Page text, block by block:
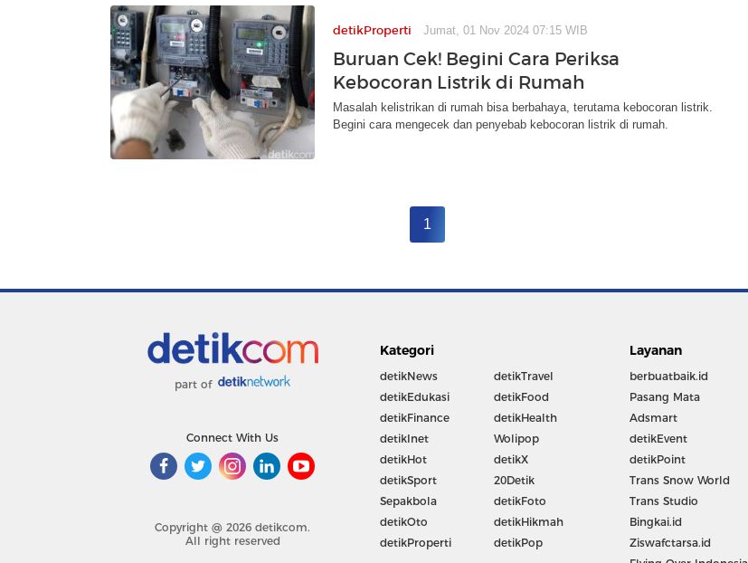
detikProperti Jumat, 01 Nov 2024 07:15 WIB
Buruan Cek! Begini Cara Periksa
Kebocoran Listrik di Rumah
Masalah kelistrikan di rumah bisa berbahaya, terutama kebocoran listrik.
Begini cara mengecek dan penyebab kebocoran listrik di rumah.
1
part of
Connect With Us
Copyright @ 2026 detikcom.
All right reserved
Kategori
detikNews
detikEdukasi
detikFinance
detikInet
detikHot
detikSport
Sepakbola
detikOto
detikProperti
detikTravel
detikFood
detikHealth
Wolipop
detikX
20Detik
detikFoto
detikHikmah
detikPop
Layanan
berbuatbaik.id
Pasang Mata
Adsmart
detikEvent
detikPoint
Trans Snow World
Trans Studio
Bingkai.id
Ziswafctarsa.id